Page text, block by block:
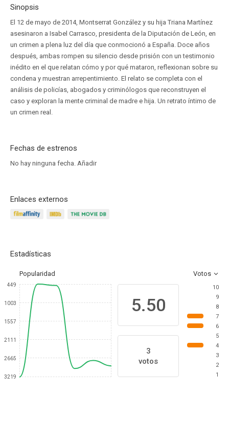
Sinopsis
El 12 de mayo de 2014, Montserrat González y su hija Triana Martínez
asesinaron a Isabel Carrasco, presidenta de la Diputación de León, en
un crimen a plena luz del día que conmocionó a España. Doce años
después, ambas rompen su silencio desde prisión con un testimonio
inédito en el que relatan cómo y por qué mataron, reflexionan sobre su
condena y muestran arrepentimiento. El relato se completa con el
análisis de policías, abogados y criminólogos que reconstruyen el
caso y exploran la mente criminal de madre e hija. Un retrato íntimo de
un crimen real.
Fechas de estrenos
No hay ninguna fecha. Añadir
Enlaces externos
Estadísticas
Popularidad Votos
449
1003
1557
2111
2665
3219
5.50
3
votos
10
9
8
7
6
5
4
3
2
1